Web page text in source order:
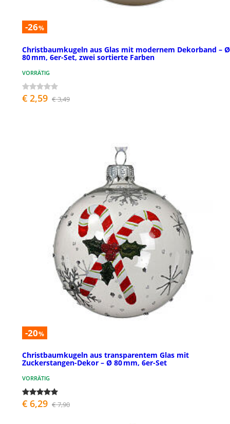
-26%
Christbaumkugeln aus Glas mit modernem Dekorband – Ø
80 mm, 6er-Set, zwei sortierte Farben
VORRÄTIG
€ 2,59 € 3,49
-20%
Christbaumkugeln aus transparentem Glas mit
Zuckerstangen-Dekor – Ø 80 mm, 6er-Set
VORRÄTIG
€ 6,29 € 7,90